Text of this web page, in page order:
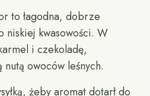
to łagodna, dobrze
niskiej kwasowości. W
i czekoladę,
nutą owoców leśnych.
żeby aromat dotarł do